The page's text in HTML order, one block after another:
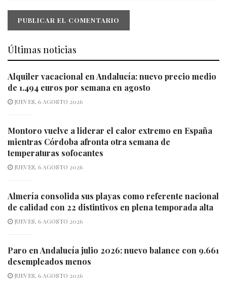
Últimas noticias
Alquiler vacacional en Andalucía: nuevo precio medio
de 1.494 euros por semana en agosto
JUEVES, 6 AGOSTO 2026
Montoro vuelve a liderar el calor extremo en España
mientras Córdoba afronta otra semana de
temperaturas sofocantes
JUEVES, 6 AGOSTO 2026
Almería consolida sus playas como referente nacional
de calidad con 22 distintivos en plena temporada alta
JUEVES, 6 AGOSTO 2026
Paro en Andalucía julio 2026: nuevo balance con 9.661
desempleados menos
JUEVES, 6 AGOSTO 2026